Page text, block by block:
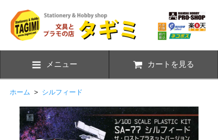
メニュー カートを見る
ホーム > シルフィード